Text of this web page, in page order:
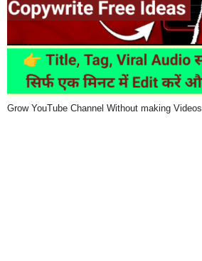
Grow YouTube Channel Without making Videos